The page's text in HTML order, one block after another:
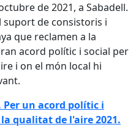
de 2021, a Sabadell.
suport de consistoris i
que reclamen a la
acord polític i social per
i on el món local hi
Per un acord polític i
qualitat de l'aire 2021.